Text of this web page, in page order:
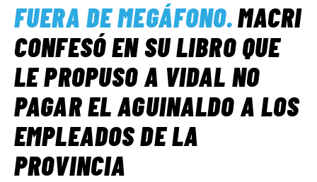
SERVICIOS SOCIALES
INFORMES ESPECIALES
FUERA DE MEGÁFONO
FUERA DE MEGÁFONO.MACRI
CONFESÓ EN SU LIBRO QUE
LE PROPUSO A VIDAL NO
PAGAR EL AGUINALDO A LOS
EMPLEADOS DE LA
PROVINCIA